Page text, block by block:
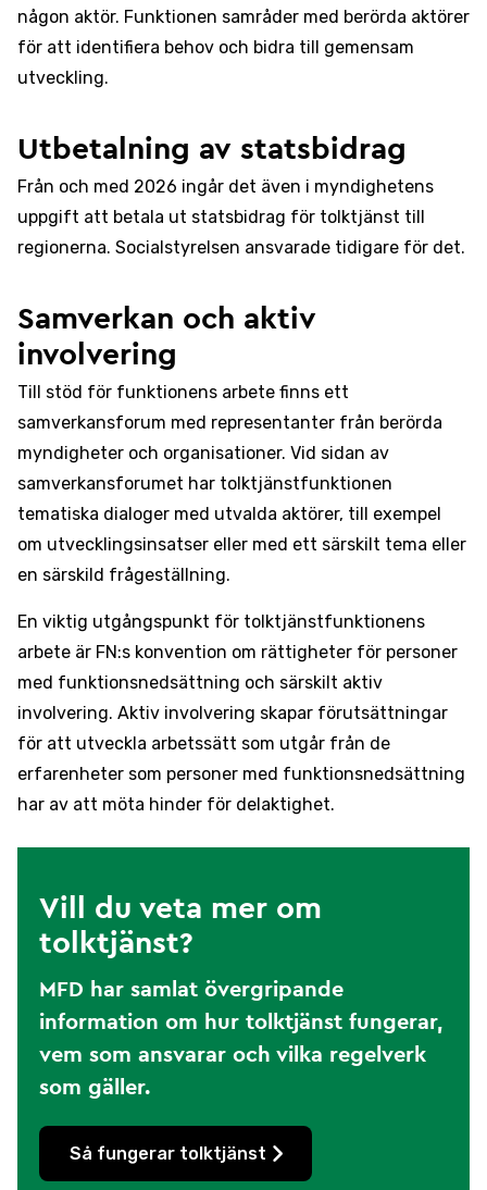
någon aktör. Funktionen samråder med berörda aktörer
för att identifiera behov och bidra till gemensam
utveckling.
Utbetalning av statsbidrag
Från och med 2026 ingår det även i myndighetens
uppgift att betala ut statsbidrag för tolktjänst till
regionerna. Socialstyrelsen ansvarade tidigare för det.
Samverkan och aktiv
involvering
Till stöd för funktionens arbete finns ett
samverkansforum med representanter från berörda
myndigheter och organisationer. Vid sidan av
samverkansforumet har tolktjänstfunktionen
tematiska dialoger med utvalda aktörer, till exempel
om utvecklingsinsatser eller med ett särskilt tema eller
en särskild frågeställning.
En viktig utgångspunkt för tolktjänstfunktionens
arbete är FN:s konvention om rättigheter för personer
med funktionsnedsättning och särskilt aktiv
involvering. Aktiv involvering skapar förutsättningar
för att utveckla arbetssätt som utgår från de
erfarenheter som personer med funktionsnedsättning
har av att möta hinder för delaktighet.
Vill du veta mer om
tolktjänst?
MFD har samlat övergripande
information om hur tolktjänst fungerar,
vem som ansvarar och vilka regelverk
som gäller.
Så fungerar tolktjänst